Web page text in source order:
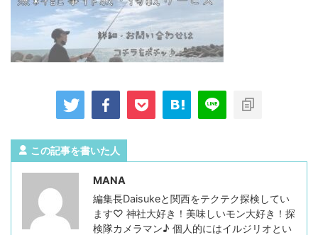
この記事を書いた人
MANA
編集長Daisukeと関西をテクテク探検してい
ます♡ 神社大好き！美味しいモン大好き！探
検隊カメラマン♪ 個人的にはイルジリオとい